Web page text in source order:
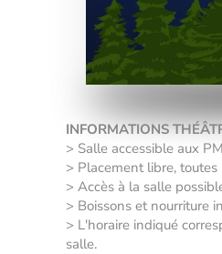
INFORMATIONS
> Salle accessible aux
> Placement libre,
> Accès à la salle
> Boissons et nourriture
> L'horaire indiqué
salle.